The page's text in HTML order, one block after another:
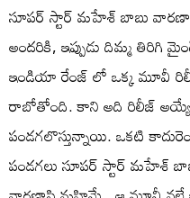
సూపర్ స్టార్ మహేశ్ బాబు
అందరికి, ఇప్పుడు దిమ్మ తిరిగి
ఇండియా రేంజ్ లో ఒక్క మూవీ
రాబోతోంది. కాని అది రిలీజ్
పండగలొస్తున్నాయి. ఒకటి
పండగలు సూపర్ స్టార్ మహేశ్